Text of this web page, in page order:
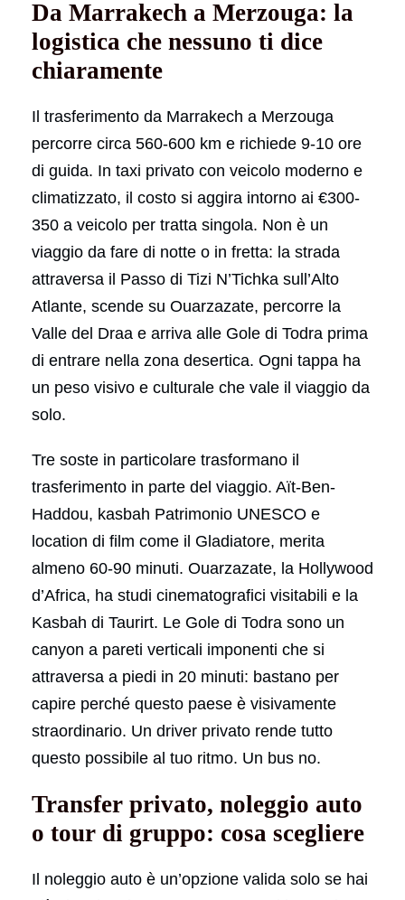
Da Marrakech a Merzouga: la
logistica che nessuno ti dice
chiaramente
Il trasferimento da Marrakech a Merzouga
percorre circa 560-600 km e richiede 9-10 ore
di guida. In taxi privato con veicolo moderno e
climatizzato, il costo si aggira intorno ai €300-
350 a veicolo per tratta singola. Non è un
viaggio da fare di notte o in fretta: la strada
attraversa il Passo di Tizi N’Tichka sull’Alto
Atlante, scende su Ouarzazate, percorre la
Valle del Draa e arriva alle Gole di Todra prima
di entrare nella zona desertica. Ogni tappa ha
un peso visivo e culturale che vale il viaggio da
solo.
Tre soste in particolare trasformano il
trasferimento in parte del viaggio. Aït-Ben-
Haddou, kasbah Patrimonio UNESCO e
location di film come il Gladiatore, merita
almeno 60-90 minuti. Ouarzazate, la Hollywood
d’Africa, ha studi cinematografici visitabili e la
Kasbah di Taurirt. Le Gole di Todra sono un
canyon a pareti verticali imponenti che si
attraversa a piedi in 20 minuti: bastano per
capire perché questo paese è visivamente
straordinario. Un driver privato rende tutto
questo possibile al tuo ritmo. Un bus no.
Transfer privato, noleggio auto
o tour di gruppo: cosa scegliere
Il noleggio auto è un’opzione valida solo se hai